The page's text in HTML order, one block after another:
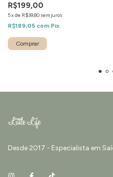
R$199,00
5xde R$39,80 sem juros
R$189,05 com Pix
Comprar
Desde 2017 - Especialista em